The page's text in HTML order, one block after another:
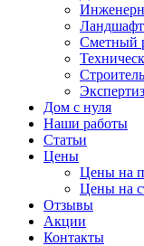
Сметный
Дом с нуля
Наши работы
Статьи
Цены
Цены на
Цены на
Отзывы
Акции
Контакты